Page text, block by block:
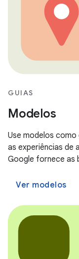
GUIAS
Modelos
Use modelos como
as experiências de
Google fornece as
Ver modelos